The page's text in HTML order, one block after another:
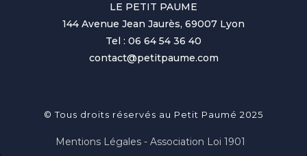
LE PETIT PAUME
144 Avenue Jean Jaurès, 69007 Lyon
Tel : 06 64 54 36 40
contact@petitpaume.com
© Tous droits réservés au Petit Paumé 2025
Mentions Légales - Association Loi 1901